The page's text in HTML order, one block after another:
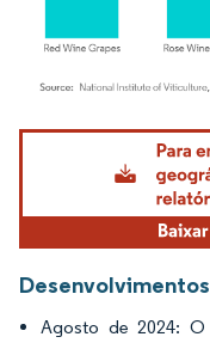
Imagem © Mordor
Agosto de 2024: O